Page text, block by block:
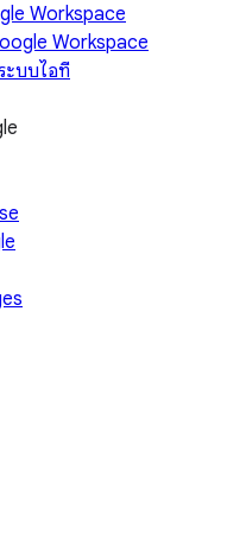
Workspace
Workspace
ะบบไอที